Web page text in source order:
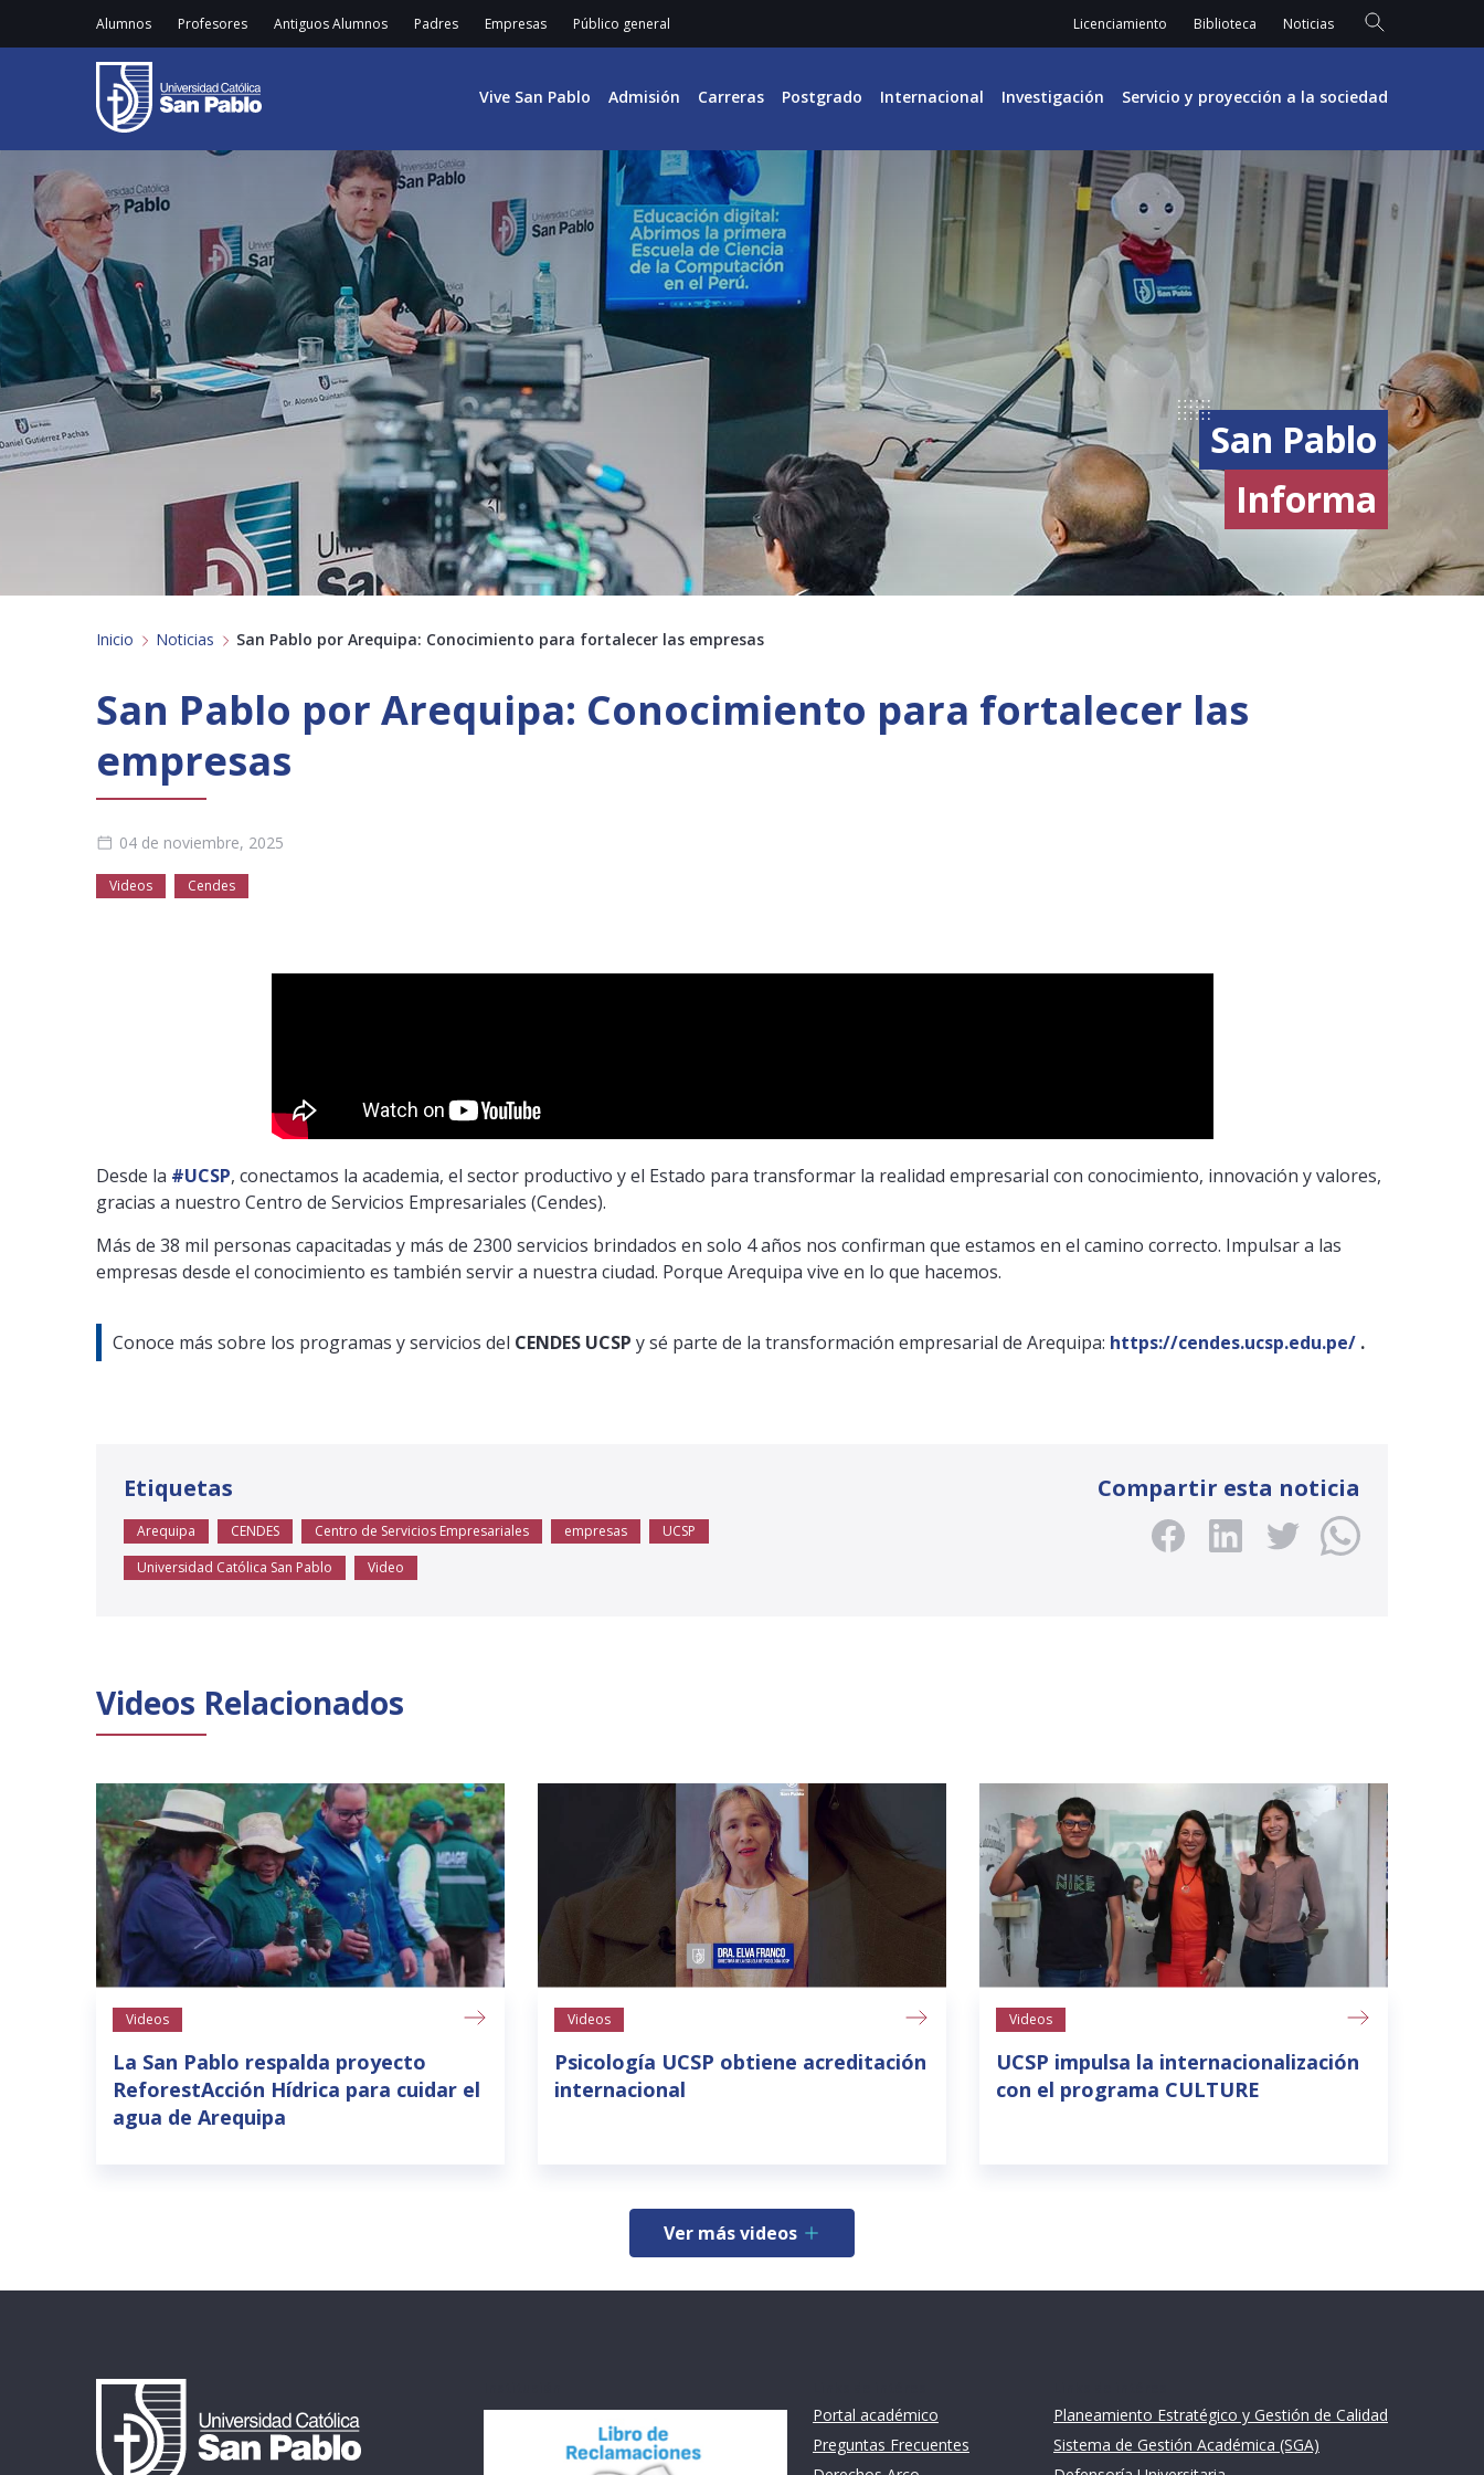
Alumnos Profesores Antiguos Alumnos Padres Empresas Público general Licenciamiento Biblioteca Noticias
Vive San Pablo Admisión Carreras Postgrado Internacional Investigación Servicio y proyección a la sociedad
San Pablo
Informa
Inicio Noticias San Pablo por Arequipa: Conocimiento para fortalecer las empresas
San Pablo por Arequipa: Conocimiento para fortalecer las
empresas
04 de noviembre, 2025
Videos Cendes
Desde la #UCSP, conectamos la academia, el sector productivo y el Estado para transformar la realidad empresarial con conocimiento, innovación y valores,
gracias a nuestro Centro de Servicios Empresariales (Cendes).
Más de 38 mil personas capacitadas y más de 2300 servicios brindados en solo 4 años nos confirman que estamos en el camino correcto. Impulsar a las
empresas desde el conocimiento es también servir a nuestra ciudad. Porque Arequipa vive en lo que hacemos.
Conoce más sobre los programas y servicios del CENDES UCSP y sé parte de la transformación empresarial de Arequipa: https://cendes.ucsp.edu.pe/ .
Etiquetas
Arequipa CENDES Centro de Servicios Empresariales empresas
UCSP
Universidad Católica San Pablo
Video
Compartir esta noticia
Videos Relacionados
Videos
La San Pablo respalda proyecto
ReforestAcción Hídrica para cuidar el
agua de Arequipa
Videos
Psicología UCSP obtiene acreditación
internacional
Videos
UCSP impulsa la internacionalización
con el programa CULTURE
Ver más videos
Portal académico
Preguntas Frecuentes
Planeamiento Estratégico y Gestión de Calidad
Sistema de Gestión Académica (SGA)